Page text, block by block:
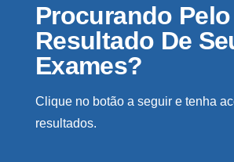
Procurando Pelo
Resultado De
Exames?
Clique no botão a seguir e tenha
resultados.